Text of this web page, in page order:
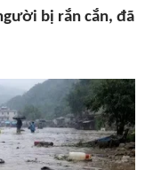
bị rắn cắn, đã